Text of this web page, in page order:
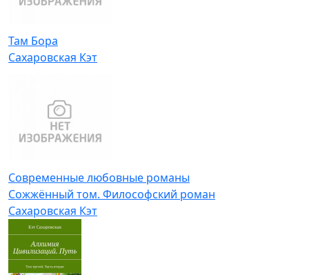
Там Бора
Сахаровская Кэт
Современные любовные романы
Сожжённый том. Философский роман
Сахаровская Кэт